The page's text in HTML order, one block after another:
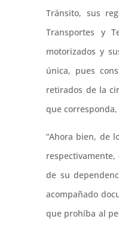
Tránsito, sus
Transportes y
motorizados y
única, pues
retirados de la
que
“Ahora bien, de
de su
acompañado
que prohíba al